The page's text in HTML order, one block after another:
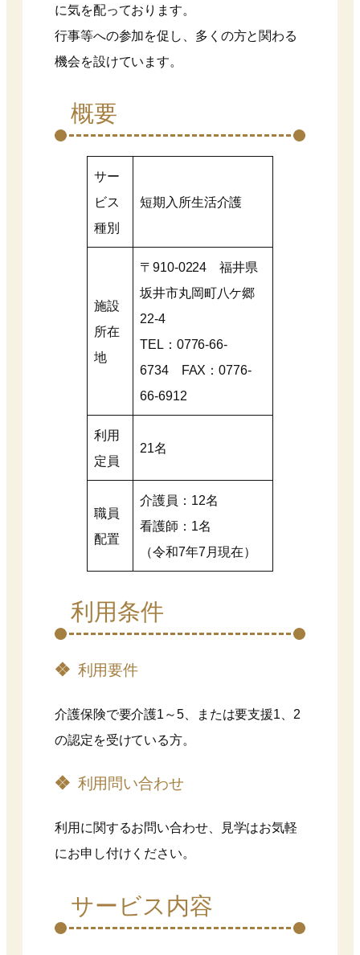
に気を配っております。
行事等への参加を促し、多くの方と関わる
機会を設けています。
概要
サー
ビス
種別
短期入所生活介護
施設
所在
地
〒910-0224 福井県
坂井市丸岡町八ケ郷
22-4
TEL：0776-66-
6734 FAX：0776-
66-6912
利用
定員
21名
職員
配置
介護員：12名
看護師：1名
（令和7年7月現在）
利用条件
利用要件
介護保険で要介護1～5、または要支援1、2
の認定を受けている方。
利用問い合わせ
利用に関するお問い合わせ、見学はお気軽
にお申し付けください。
サービス内容